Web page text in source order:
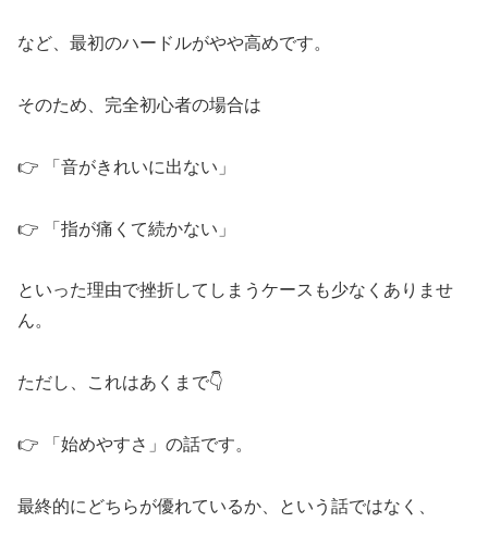
など、最初のハードルがやや高めです。
そのため、完全初心者の場合は
👉 「音がきれいに出ない」
👉 「指が痛くて続かない」
といった理由で挫折してしまうケースも少なくありませ
ん。
ただし、これはあくまで👇
👉 「始めやすさ」の話です。
最終的にどちらが優れているか、という話ではなく、